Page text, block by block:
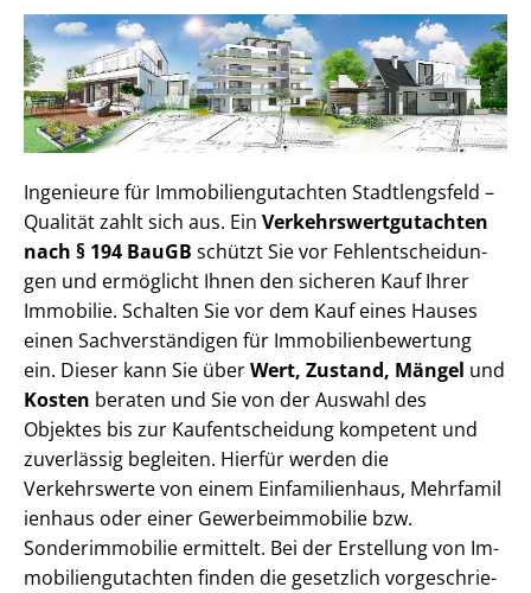
Ingenieure für Im­mo­bi­li­en­gut­ach­ten Stadtlengsfeld –
Qualität zahlt sich aus. Ein Ver­kehrs­wert­gut­ach­ten
nach § 194 BauGB schützt Sie vor Fehl­ent­schei­dun­
gen und ermöglicht Ihnen den sicheren Kauf Ihrer
Immobilie. Schalten Sie vor dem Kauf eines Hauses
einen Sach­ver­stän­di­gen für Im­mo­bi­li­en­be­wer­tung
ein. Dieser kann Sie überWert, Zustand, Mängel und
Kosten beraten und Sie von der Auswahl des
Objektes bis zur Kauf­ent­schei­dung kompetent und
zuverlässig begleiten. Hierfür werden die
Verkehrswerte von einem Einfamilienhaus, Mehr­fa­mi­l
i­en­haus oder einer Ge­wer­be­im­mo­bi­lie bzw.
Sonderimmobilie ermittelt. Bei der Erstellung von Im­
mo­bi­li­en­gut­ach­ten finden die gesetzlich vor­ge­schrie­